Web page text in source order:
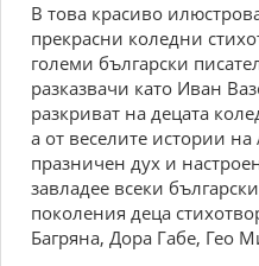
В това красиво
прекрасни коледни
големи български
разказвачи като Иван
разкриват на децата
а от веселите истории
празничен дух и
завладее всеки
поколения деца
Багряна, Дора Габе, Гео